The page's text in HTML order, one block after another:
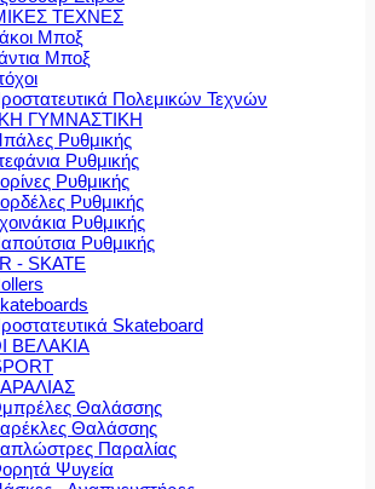
ΤΕΧΝΕΣ
Μποξ
Μποξ
Πολεμικών Τεχνών
ΓΥΜΝΑΣΤΙΚΗ
Ρυθμικής
Ρυθμικής
Ρυθμικής
Ρυθμικής
Ρυθμικής
Ρυθμικής
- SKATE
Skateboard
ΒΕΛΑΚΙΑ
Θαλάσσης
Θαλάσσης
Παραλίας
Ψυγεία